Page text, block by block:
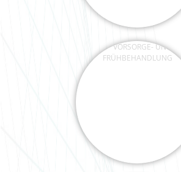
VORSORGE- UND
FRÜHBEHANDLUNG
BEHANDLUNG KINDER &